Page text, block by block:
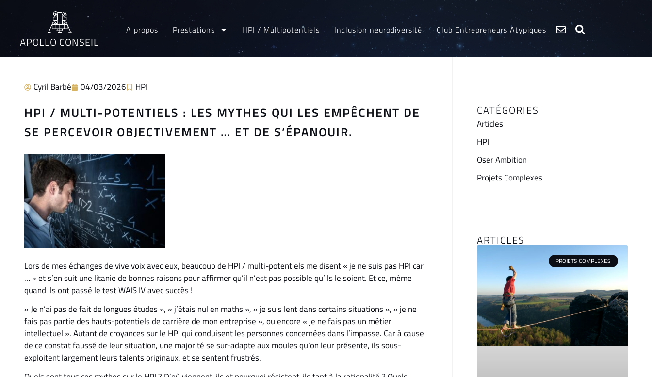
APOLLO CONSEIL
A propos Prestations HPI / Multipotentiels Inclusion neurodiversité Club Entrepreneurs Atypiques
Cyril Barbé 04/03/2026 HPI
HPI / MULTI-POTENTIELS : LES MYTHES QUI LES EMPÊCHENT DE
SE PERCEVOIR OBJECTIVEMENT … ET DE S’ÉPANOUIR.
Lors de mes échanges de vive voix avec eux, beaucoup de HPI / multi-potentiels me disent « je ne suis pas HPI car
… » et s’en suit une litanie de bonnes raisons pour affirmer qu’il n’est pas possible qu’ils le soient. Et ce, même
quand ils ont passé le test WAIS IV avec succès !
« Je n’ai pas de fait de longues études », « j’étais nul en maths », « je suis lent dans certains situations », « je ne
fais pas partie des hauts-potentiels de carrière de mon entreprise », ou encore « je ne fais pas un métier
intellectuel ». Autant de croyances sur le HPI qui conduisent les personnes concernées dans l’impasse. Car à cause
de ce constat faussé de leur situation, une majorité se sur-adapte aux moules qu’on leur présente, ils sous-
exploitent largement leurs talents originaux, et se sentent frustrés.
CATÉGORIES
Articles
HPI
Oser Ambition
Projets Complexes
ARTICLES
PROJETS COMPLEXES